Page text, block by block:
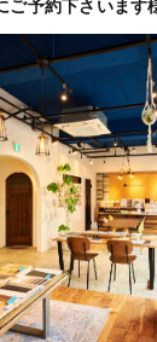
ご予約下さいます